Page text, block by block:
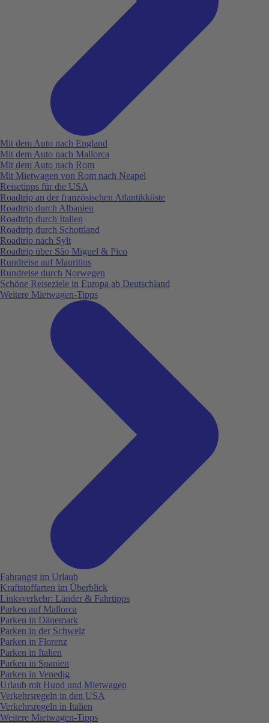
Mit dem Auto nach England
Mit dem Auto nach Mallorca
Mit dem Auto nach Rom
Mit Mietwagen von Rom nach Neapel
Reisetipps für die USA
Roadtrip an der französischen Atlantikküste
Roadtrip durch Albanien
Roadtrip durch Italien
Roadtrip durch Schottland
Roadtrip nach Sylt
Roadtrip über São Miguel & Pico
Rundreise auf Mauritius
Rundreise durch Norwegen
Schöne Reiseziele in Europa ab Deutschland
Weitere Mietwagen-Tipps
Fahrangst im Urlaub
Kraftstoffarten im Überblick
Linksverkehr: Länder & Fahrtipps
Parken auf Mallorca
Parken in Dänemark
Parken in der Schweiz
Parken in Florenz
Parken in Italien
Parken in Spanien
Parken in Venedig
Urlaub mit Hund und Mietwagen
Verkehrsregeln in den USA
Verkehrsregeln in Italien
Weitere Mietwagen-Tipps